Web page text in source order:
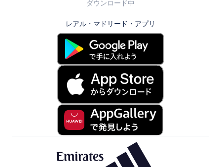
ダウンロード中
レアル・マドリード・アプリ